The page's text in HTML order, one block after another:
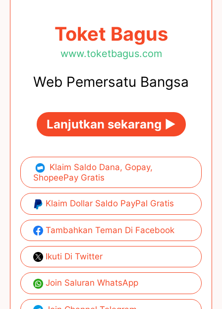
Toket Bagus
www.toketbagus.com
Web Pemersatu Bangsa
Lanjutkan sekarang ►
Klaim Saldo Dana, Gopay,
ShopeePay Gratis
Klaim Dollar Saldo PayPal Gratis
Tambahkan Teman Di Facebook
Ikuti Di Twitter
Join Saluran WhatsApp